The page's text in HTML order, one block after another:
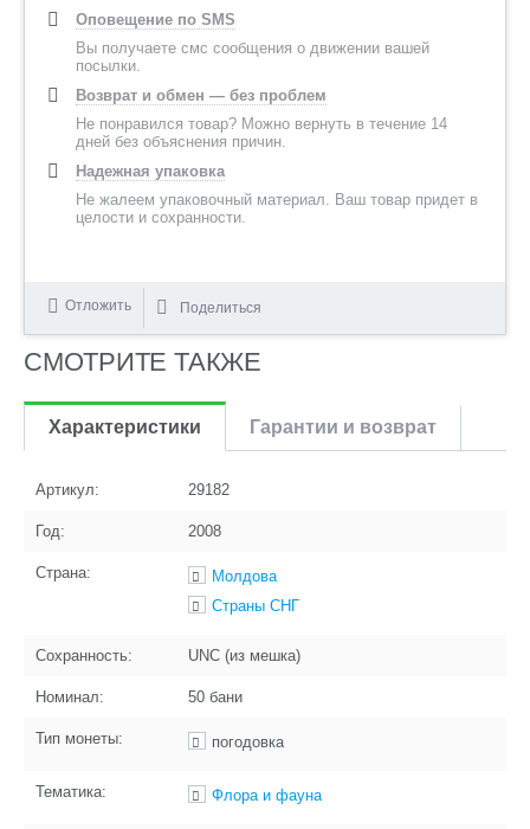
Оповещение по SMS
Вы получаете смс сообщения о движении вашей
посылки.
Возврат и обмен — без проблем
Не понравился товар? Можно вернуть в течение 14
дней без объяснения причин.
Надежная упаковка
Не жалеем упаковочный материал. Ваш товар придет в
целости и сохранности.
Отложить Поделиться
СМОТРИТЕ ТАКЖЕ
Характеристики Гарантии и возврат
Артикул: 29182
Год: 2008
Страна:
Молдова
Страны СНГ
Сохранность: UNC (из мешка)
Номинал: 50 бани
Тип монеты: погодовка
Тематика: Флора и фауна